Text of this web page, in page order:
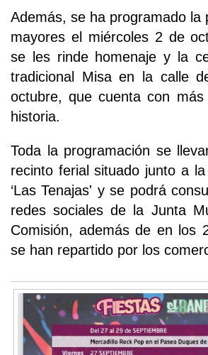
Además, se ha programado la
mayores el miércoles 2 de
se les rinde homenaje y la
tradicional Misa en la calle
octubre, que cuenta con
historia.
Toda la programación se
recinto ferial situado junto a
‘Las Tenajas' y se podrá
redes sociales de la Junta
Comisión, además de en los
se han repartido por los